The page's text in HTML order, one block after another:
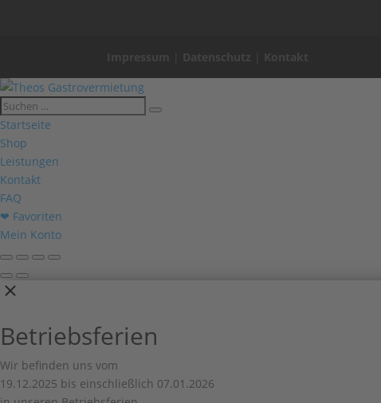
Impressum Datenschutz Kontakt
Startseite
Shop
Leistungen
Kontakt
FAQ
❤ Favoriten
Mein Konto
Betriebsferien
Wir befinden uns vom
19.12.2025 bis einschließlich 07.01.2026